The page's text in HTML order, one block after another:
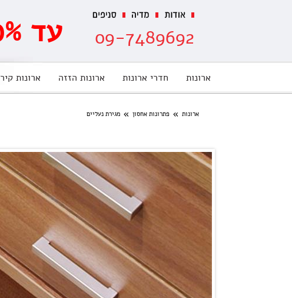
ארונות חדרי ארונות ארונות הזזה ארונות קיר
ארונות » פתרונות אחסון » מגירת נעליים
09-7489692 עד 70% הנחה מתצוגות!